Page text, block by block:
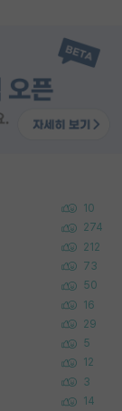
10
274
212
73
50
16
29
5
12
3
14